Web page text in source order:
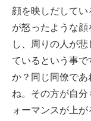
顔を映しだしてい
が怒ったような
し、周りの人が悲
ているという事
か？同じ同僚であ
ね。その方が自
ォーマンスが上